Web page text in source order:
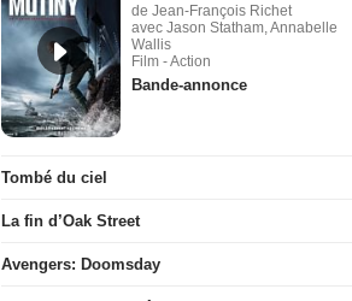
de Jean-François Richet
avec Jason Statham, Annabelle
Wallis
Film - Action
Bande-annonce
Tombé du ciel
La fin d’Oak Street
Avengers: Doomsday